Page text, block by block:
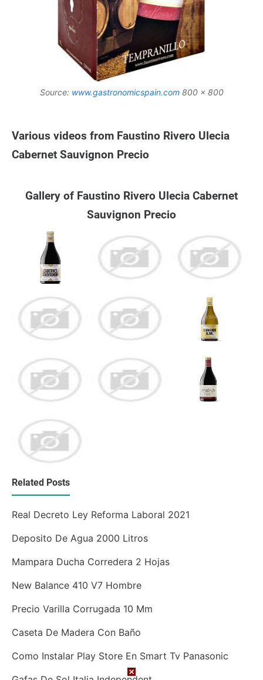
Source: www.gastronomicspain.com800 x 800
Various videos from Faustino Rivero Ulecia
Cabernet Sauvignon Precio
Gallery of Faustino Rivero Ulecia Cabernet
Sauvignon Precio
Related Posts
Real Decreto Ley Reforma Laboral 2021
Deposito De Agua 2000 Litros
Mampara Ducha Corredera 2 Hojas
New Balance 410 V7 Hombre
Precio Varilla Corrugada 10 Mm
Caseta De Madera Con Baño
Como Instalar Play Store En Smart Tv Panasonic